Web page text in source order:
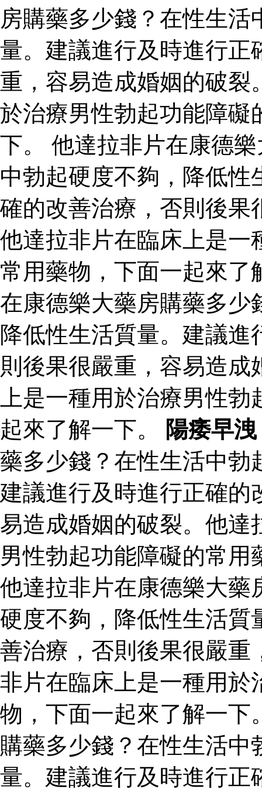
房購藥多少錢？在性生
量。建議進行及時進行正
重，容易造成婚姻的破裂
於治療男性勃起功能障礙
下。 他達拉非片在康德
中勃起硬度不夠，降低
確的改善治療，否則後果
他達拉非片在臨床上是一
常用藥物，下面一起來
在康德樂大藥房購藥多少
降低性生活質量。建議
則後果很嚴重，容易造
上是一種用於治療男性
起來了解一下。
陽痿早洩
藥多少錢？在性生活中勃
建議進行及時進行正確的
易造成婚姻的破裂。他達
男性勃起功能障礙的常
他達拉非片在康德樂大藥
硬度不夠，降低性生活質
善治療，否則後果很嚴重
非片在臨床上是一種用於
物，下面一起來了解一下
購藥多少錢？在性生活
量。建議進行及時進行正